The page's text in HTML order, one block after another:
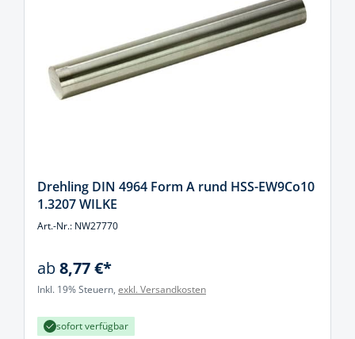
Drehling DIN 4964 Form A rund HSS-EW9Co10
1.3207 WILKE
Art.-Nr.: NW27770
ab8,77 €*
Inkl. 19% Steuern, exkl. Versandkosten
sofort verfügbar